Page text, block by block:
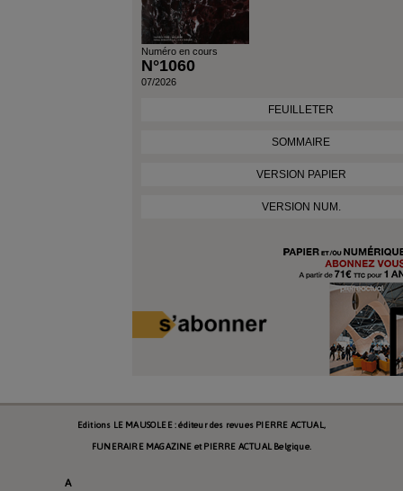
Numéro en cours
N°1060
07/2026
FEUILLETER
SOMMAIRE
VERSION PAPIER
VERSION NUM.
Editions LE MAUSOLEE : éditeur des revues PIERRE ACTUAL,
FUNERAIRE MAGAZINE et PIERRE ACTUAL Belgique.
A